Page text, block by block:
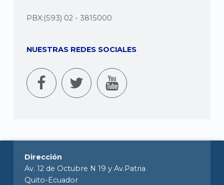
PBX:(593) 02 - 3815000
NUESTRAS REDES SOCIALES
Dirección
Av. 12 de Octubre N 19 y Av.Patria
Quito-Ecuador